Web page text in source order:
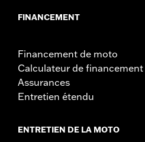
FINANCEMENT
Financement de moto
Calculateur de financement
Assurances
Entretien étendu
ENTRETIEN DE LA MOTO